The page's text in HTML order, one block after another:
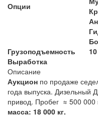
Опции
Грузоподъемность
Выработка
Описание
Аукцион по продаже
года выпуска.
привод. Пробег ≈ 500 000
масса: 18 000 кг.